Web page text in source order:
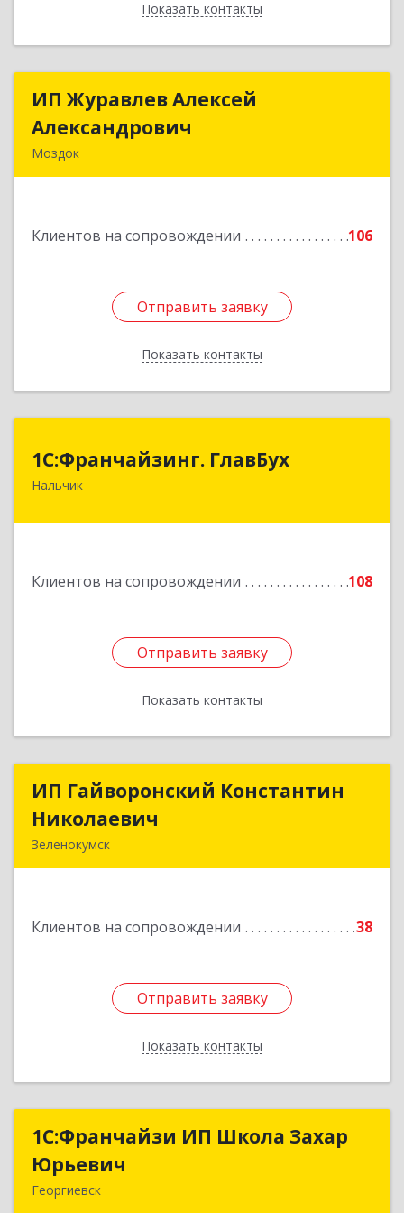
Показать контакты
Назад
ИП Журавлев Алексей
Александрович
Моздок
Клиентов на сопровождении 106
Отправить заявку
Показать контакты
ИП Журавлев Алексей
Подробнее
Отправить заявку
Назад
1С:Франчайзинг. ГлавБух
Нальчик
Клиентов на сопровождении 108
Отправить заявку
Показать контакты
1С:Франчайзинг. ГлавБух
360000, Кабардино-Балкарская Респ, Нальчик г,
Отправить заявку
Назад
ИП Гайворонский Константин
Николаевич
Зеленокумск
Клиентов на сопровождении 38
Отправить заявку
Показать контакты
ИП Гайворонский Константин
Подробнее
Отправить заявку
Назад
1С:Франчайзи ИП Школа Захар
Юрьевич
Георгиевск
1С:Франчайзи ИП Школа Захар